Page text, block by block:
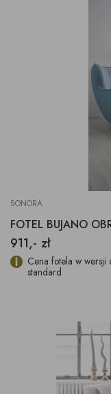
SONORA
911,- zł
Cena fotela w
standard